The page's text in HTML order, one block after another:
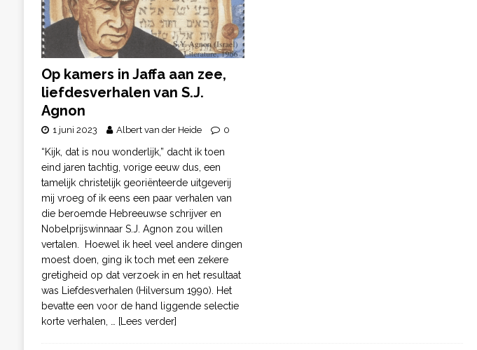
Op kamers in Jaffa aan zee,
liefdesverhalen van S.J.
Agnon
1 juni 2023 Albert van der Heide 0
“Kijk, dat is nou wonderlijk,” dacht ik toen
eind jaren tachtig, vorige eeuw dus, een
tamelijk christelijk georiënteerde uitgeverij
mij vroeg of ik eens een paar verhalen van
die beroemde Hebreeuwse schrijver en
Nobelprijswinnaar S.J. Agnon zou willen
vertalen. Hoewel ik heel veel andere dingen
moest doen, ging ik toch met een zekere
gretigheid op dat verzoek in en het resultaat
was Liefdesverhalen (Hilversum 1990). Het
bevatte een voor de hand liggende selectie
korte verhalen, … [Lees verder]